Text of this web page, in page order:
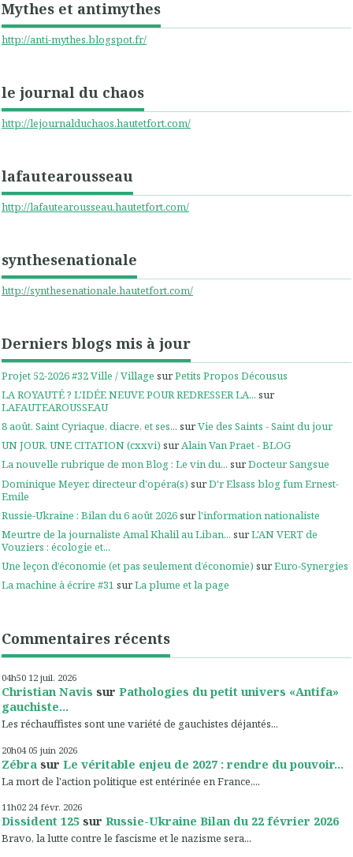
Mythes et antimythes
http://anti-mythes.blogspot.fr/
le journal du chaos
http://lejournalduchaos.hautetfort.com/
lafautearousseau
http://lafautearousseau.hautetfort.com/
synthesenationale
http://synthesenationale.hautetfort.com/
Derniers blogs mis à jour
Projet 52-2026 #32 Ville / Village surPetits Propos Décousus
LA ROYAUTÉ ? L'IDÉE NEUVE POUR REDRESSER LA... sur
LAFAUTEAROUSSEAU
8 août. Saint Cyriaque, diacre, et ses... surVie des Saints - Saint du jour
UN JOUR, UNE CITATION (cxxvi) surAlain Van Praet - BLOG
La nouvelle rubrique de mon Blog : Le vin du... surDocteur Sangsue
Dominique Meyer, directeur d'opéra(s) surD'r Elsass blog fum Ernest-
Emile
Russie-Ukraine : Bilan du 6 août 2026surl'information nationaliste
Meurtre de la journaliste Amal Khalil au Liban... surL'AN VERT de
Vouziers : écologie et...
Une leçon d’économie (et pas seulement d’économie) surEuro-Synergies
La machine à écrire #31 surLa plume et la page
Commentaires récents
04h50 12 juil. 2026
Christian Navis sur Pathologies du petit univers «Antifa»
gauchiste...
Les réchauffistes sont une variété de gauchistes déjantés...
20h04 05 juin 2026
Zébra sur Le véritable enjeu de 2027 : rendre du pouvoir...
La mort de l'action politique est entérinée en France,...
11h02 24 févr. 2026
Dissident 125 sur Russie-Ukraine Bilan du 22 février 2026
Bravo, la lutte contre le fascisme et le nazisme sera...